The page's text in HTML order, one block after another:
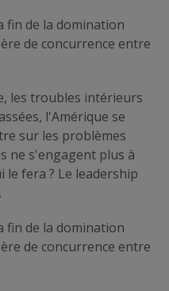
fin de la domination
de concurrence entre
les troubles intérieurs
l'Amérique se
sur les problèmes
ne s'engagent plus à
le fera ? Le leadership
fin de la domination
de concurrence entre